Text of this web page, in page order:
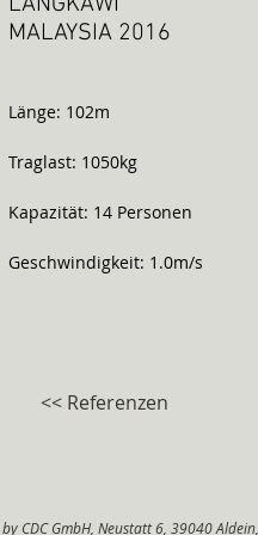
MALAYSIA 2016
Länge: 102m
Traglast: 1050kg
Kapazität: 14 Personen
Geschwindigkeit: 1.0m/s
<< Referenzen
CDC GmbH, Neustatt 6, 39040